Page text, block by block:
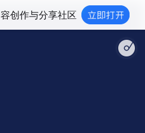
创作与分享社区